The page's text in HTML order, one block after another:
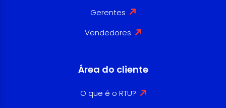
Gerentes
Vendedores
Área do cliente
O que é o RTU?